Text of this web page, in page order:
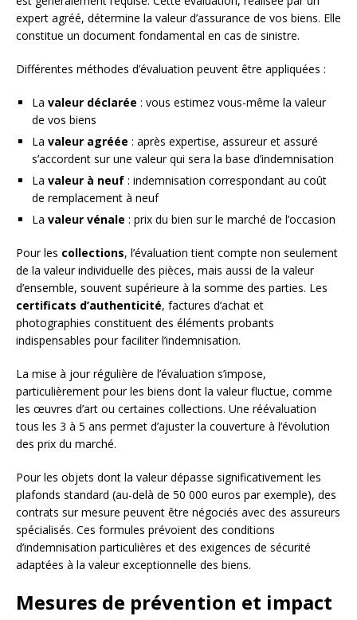
expert agréé, détermine la valeur d’assurance de vos biens. Elle
constitue un document fondamental en cas de sinistre.
Différentes méthodes d’évaluation peuvent être appliquées :
La valeur déclarée : vous estimez vous-même la valeur
de vos biens
La valeur agréée : après expertise, assureur et assuré
s’accordent sur une valeur qui sera la base d’indemnisation
La valeur à neuf : indemnisation correspondant au coût
de remplacement à neuf
La valeur vénale : prix du bien sur le marché de l’occasion
Pour les collections, l’évaluation tient compte non seulement
de la valeur individuelle des pièces, mais aussi de la valeur
d’ensemble, souvent supérieure à la somme des parties. Les
certificats d’authenticité, factures d’achat et
photographies constituent des éléments probants
indispensables pour faciliter l’indemnisation.
La mise à jour régulière de l’évaluation s’impose,
particulièrement pour les biens dont la valeur fluctue, comme
les œuvres d’art ou certaines collections. Une réévaluation
tous les 3 à 5 ans permet d’ajuster la couverture à l’évolution
des prix du marché.
Pour les objets dont la valeur dépasse significativement les
plafonds standard (au-delà de 50 000 euros par exemple), des
contrats sur mesure peuvent être négociés avec des assureurs
spécialisés. Ces formules prévoient des conditions
d’indemnisation particulières et des exigences de sécurité
adaptées à la valeur exceptionnelle des biens.
Mesures de prévention et impact